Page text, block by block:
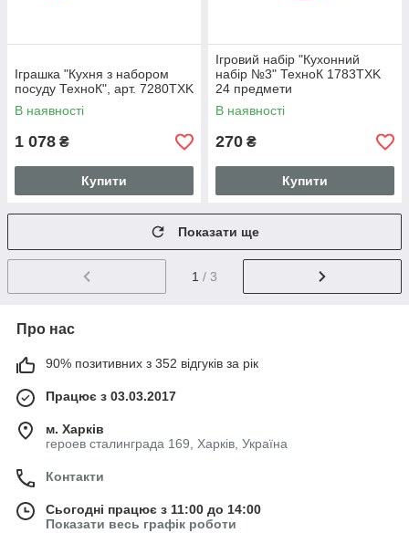
Іграшка "Кухня з набором
посуду ТехноК", арт. 7280TXK
В наявності
1 078 ₴
Купити
Ігровий набір "Кухонний
набір №3" ТехноК 1783TXK
24 предмети
В наявності
270 ₴
Купити
Показати ще
1 / 3
Про нас
90% позитивних з 352 відгуків за рік
Працює з 03.03.2017
м. Харків
героев сталинграда 169, Харків, Україна
Контакти
Сьогодні працює з 11:00 до 14:00
Показати весь графік роботи